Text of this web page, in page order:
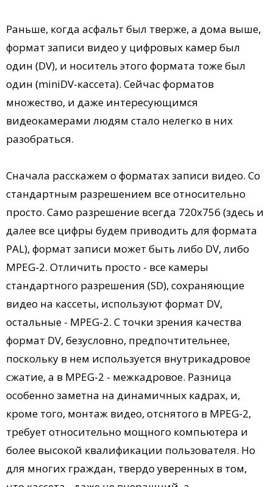
Раньше, когда асфальт был тверже, а дома выше,
формат записи видео у цифровых камер был
один (DV), и носитель этого формата тоже был
один (miniDV-кассета). Сейчас форматов
множество, и даже интересующимся
видеокамерами людям стало нелегко в них
разобраться.
Сначала расскажем о форматах записи видео. Со
стандартным разрешением все относительно
просто. Само разрешение всегда 720х756 (здесь и
далее все цифры будем приводить для формата
PAL), формат записи может быть либо DV, либо
MPEG-2. Отличить просто - все камеры
стандартного разрешения (SD), сохраняющие
видео на кассеты, используют формат DV,
остальные - MPEG-2. C точки зрения качества
формат DV, безусловно, предпочтительнее,
поскольку в нем используется внутрикадровое
сжатие, а в MPEG-2 - межкадровое. Разница
особенно заметна на динамичных кадрах, и,
кроме того, монтаж видео, отснятого в MPEG-2,
требует относительно мощного компьютера и
более высокой квалификации пользователя. Но
для многих граждан, твердо уверенных в том,